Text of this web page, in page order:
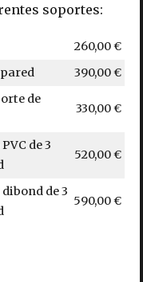
soportes:
260,00 €
390,00 €
de
330,00 €
de 3
520,00 €
de 3
590,00 €